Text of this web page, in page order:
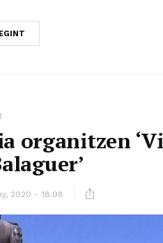
organitzen
2020 - 18:08